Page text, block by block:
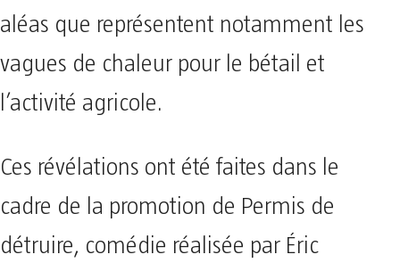
aléas que représentent notamment les
vagues de chaleur pour le bétail et
l’activité agricole.
Ces révélations ont été faites dans le
cadre de la promotion de Permis de
détruire, comédie réalisée par Éric